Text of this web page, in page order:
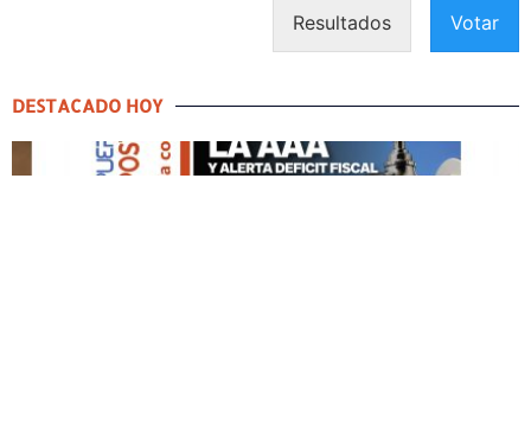
Resultados Votar
DESTACADO HOY